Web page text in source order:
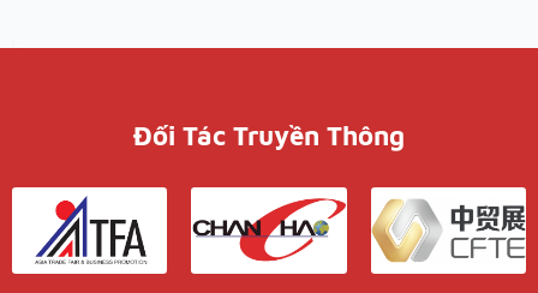
Đối Tác Truyền Thông